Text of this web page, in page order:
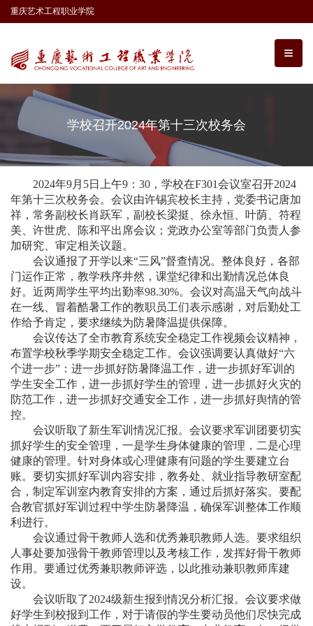
重庆艺术工程职业学院
学校召开2024年第十三次校务会
2024年9月5日上午9：30，学校在F301会议室召开2024
年第十三次校务会。会议由许锡宾校长主持，党委书记唐加
祥，常务副校长肖跃军，副校长梁挺、徐永恒、叶荫、符程
美、许世虎、陈和平出席会议；党政办公室等部门负责人参
加研究、审定相关议题。
会议通报了开学以来“三风”督查情况。整体良好，各部
门运作正常，教学秩序井然，课堂纪律和出勤情况总体良
好。近两周学生平均出勤率98.30%。会议对高温天气向战斗
在一线、冒着酷暑工作的教职员工们表示感谢，对后勤处工
作给予肯定，要求继续为防暑降温提供保障。
会议传达了全市教育系统安全稳定工作视频会议精神，
布置学校秋季学期安全稳定工作。会议强调要认真做好“六
个进一步”：进一步抓好防暑降温工作，进一步抓好军训的
学生安全工作，进一步抓好学生的管理，进一步抓好火灾的
防范工作，进一步抓好交通安全工作，进一步抓好舆情的管
控。
会议听取了新生军训情况汇报。会议要求军训团要切实
抓好学生的安全管理，一是学生身体健康的管理，二是心理
健康的管理。针对身体或心理健康有问题的学生要建立台
账。要切实抓好军训内容安排，教务处、就业指导教研室配
合，制定军训室内教育安排的方案，通过后抓好落实。要配
合教官抓好军训过程中学生防暑降温，确保军训整体工作顺
利进行。
会议通过骨干教师人选和优秀兼职教师人选。要求组织
人事处要加强骨干教师管理以及考核工作，发挥好骨干教师
作用。要通过优秀兼职教师评选，以此推动兼职教师库建
设。
会议听取了2024级新生报到情况分析汇报。会议要求做
好学生到校报到工作，对于请假的学生要动员他们尽快完成